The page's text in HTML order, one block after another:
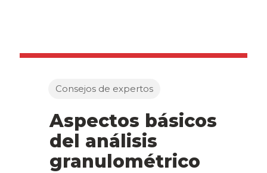
Consejos de expertos
Aspectos básicos
del análisis
granulométrico